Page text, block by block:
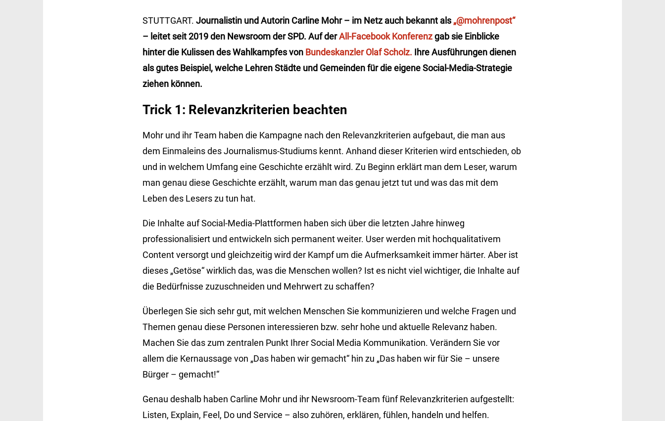
STUTTGART. Journalistin und Autorin Carline Mohr – im Netz auch bekannt als„@mohrenpost“
– leitet seit 2019 den Newsroom der SPD. Auf derAll-Facebook Konferenzgab sie Einblicke
hinter die Kulissen des Wahlkampfes von Bundeskanzler Olaf Scholz. Ihre Ausführungen dienen
als gutes Beispiel, welche Lehren Städte und Gemeinden für die eigene Social-Media-Strategie
ziehen können.
Trick 1: Relevanzkriterien beachten
Mohr und ihr Team haben die Kampagne nach den Relevanzkriterien aufgebaut, die man aus
dem Einmaleins des Journalismus-Studiums kennt. Anhand dieser Kriterien wird entschieden, ob
und in welchem Umfang eine Geschichte erzählt wird. Zu Beginn erklärt man dem Leser, warum
man genau diese Geschichte erzählt, warum man das genau jetzt tut und was das mit dem
Leben des Lesers zu tun hat.
Die Inhalte auf Social-Media-Plattformen haben sich über die letzten Jahre hinweg
professionalisiert und entwickeln sich permanent weiter. User werden mit hochqualitativem
Content versorgt und gleichzeitig wird der Kampf um die Aufmerksamkeit immer härter. Aber ist
dieses „Getöse“ wirklich das, was die Menschen wollen? Ist es nicht viel wichtiger, die Inhalte auf
die Bedürfnisse zuzuschneiden und Mehrwert zu schaffen?
Überlegen Sie sich sehr gut, mit welchen Menschen Sie kommunizieren und welche Fragen und
Themen genau diese Personen interessieren bzw. sehr hohe und aktuelle Relevanz haben.
Machen Sie das zum zentralen Punkt Ihrer Social Media Kommunikation. Verändern Sie vor
allem die Kernaussage von „Das haben wir gemacht“ hin zu „Das haben wir für Sie – unsere
Bürger – gemacht!“
Genau deshalb haben Carline Mohr und ihr Newsroom-Team fünf Relevanzkriterien aufgestellt:
Listen, Explain, Feel, Do und Service – also zuhören, erklären, fühlen, handeln und helfen.